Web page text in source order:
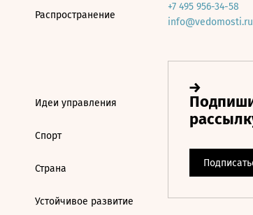
Распространение
Идеи управления
Спорт
Страна
Устойчивое развитие
+7 495 956-34-58
info@vedomosti.ru